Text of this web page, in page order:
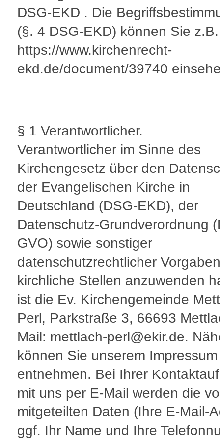
DSG-EKD . Die
(§. 4 DSG-EKD) können Sie
https://www.kirchenrecht-
ekd.de/document/39740
§ 1 Verantwortlicher.
Verantwortlicher im Sinne des
Kirchengesetz über den
der Evangelischen Kirche in
Deutschland (DSG-EKD), der
Datenschutz-Grundverordnung
GVO) sowie sonstiger
datenschutzrechtlicher
kirchliche Stellen anzuwenden
ist die Ev. Kirchengemeinde
Perl, Parkstraße 3, 66693
Mail: mettlach-perl@ekir.de.
können Sie unserem Impressum
entnehmen. Bei Ihrer
mit uns per E-Mail werden die
mitgeteilten Daten (Ihre E-Mail-
ggf. Ihr Name und Ihre